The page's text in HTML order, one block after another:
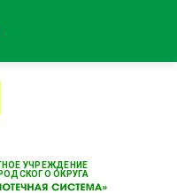
УЧРЕЖДЕНИЕ
ОКРУГА